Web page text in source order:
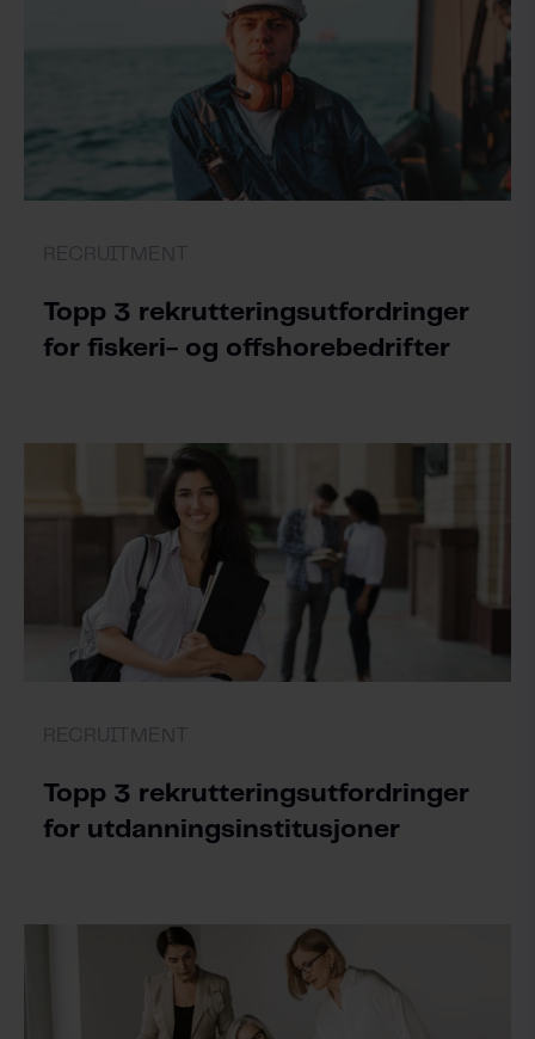
Topp 3 rekrutteringsutfordringer
for fiskeri- og offshorebedrifter
Topp 3 rekrutteringsutfordringer
for utdanningsinstitusjoner